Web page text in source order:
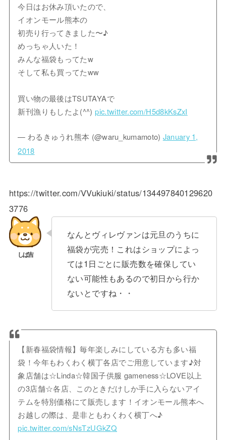
今日はお休み頂いたので、
イオンモール熊本の
初売り行ってきました〜♪
めっちゃ人いた！
みんな福袋もってたw
そして私も買ってたww
買い物の最後はTSUTAYAで
新刊漁りもしたよ(^^)pic.twitter.com/H5d8kKsZxI
— わるきゅうれ熊本 (@waru_kumamoto) January 1,
2018
https://twitter.com/VVukiuki/status/134497840129620
3776
なんとヴィレヴァンは元旦のうちに
福袋が完売！これはショップによっ
ては1日ごとに販売数を確保してい
ない可能性もあるので初日から行か
ないとですね・・
【新春福袋情報】毎年楽しみにしている方も多い福
袋！今年もわくわく横丁各店でご用意しています♪対
象店舗は☆Linda☆韓国子供服 gameness☆LOVE以上
の3店舗☆各店、このときだけしか手に入らないアイ
テムを特別価格にて販売します！イオンモール熊本へ
お越しの際は、是非ともわくわく横丁へ♪
pic.twitter.com/sNsTzUGkZQ